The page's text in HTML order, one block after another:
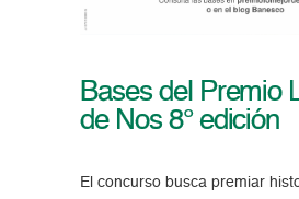
Bases del Premio
de Nos 8° edición
El concurso busca premiar